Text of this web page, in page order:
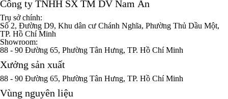
Công ty TNHH SX TM DV Nam Ân
Trụ sở chính:
Số 2, Đường D9, Khu dân cư Chánh Nghĩa, Phường Thủ Dầu Một,
TP. Hồ Chí Minh
Showroom:
88 - 90 Đường 65, Phường Tân Hưng, TP. Hồ Chí Minh
Xưởng sản xuất
88 - 90 Đường 65, Phường Tân Hưng, TP. Hồ Chí Minh
Vùng nguyên liệu